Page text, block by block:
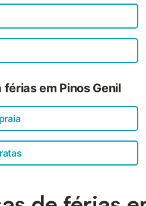
em Pinos Genil